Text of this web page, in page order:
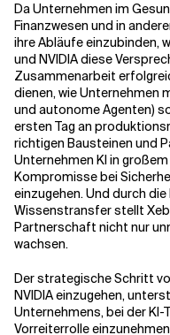
Da Unternehmen im
Finanzwesen und in
ihre Abläufe einzubinden,
und NVIDIA diese
Zusammenarbeit
dienen, wie Unternehmen
und autonome Agenten)
ersten Tag an
richtigen Bausteinen und
Unternehmen KI in
Kompromisse bei
einzugehen. Und durch
Wissenstransfer stellt
Partnerschaft nicht nur
wachsen.
Der strategische Schritt
NVIDIA einzugehen,
Unternehmens, bei der
Vorreiterrolle